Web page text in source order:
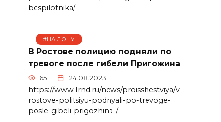
bespilotnika/
#НА ДОНУ
В Ростове полицию подняли по
тревоге после гибели Пригожина
65 24.08.2023
https://www.1rnd.ru/news/proisshestviya/v-
rostove-politsiyu-podnyali-po-trevoge-
posle-gibeli-prigozhina-/